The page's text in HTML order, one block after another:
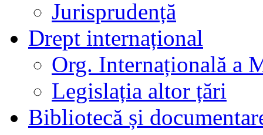
Jurisprudență
Drept internațional
Org. Internațională a
Legislația altor țări
Bibliotecă și